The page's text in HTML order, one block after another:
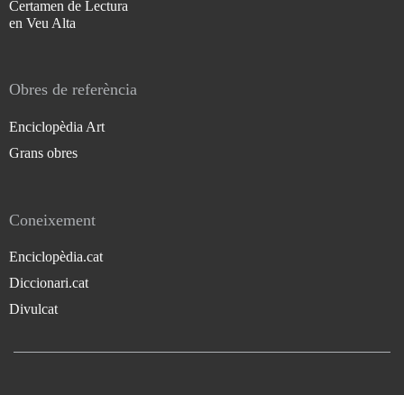
Certamen de Lectura
en Veu Alta
Obres de referència
Enciclopèdia Art
Grans obres
Coneixement
Enciclopèdia.cat
Diccionari.cat
Divulcat